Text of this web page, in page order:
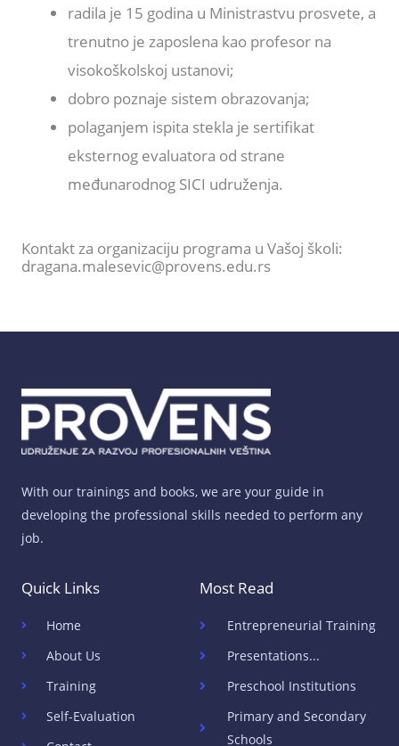
radila je 15 godina u Ministrastvu prosvete, a
trenutno je zaposlena kao profesor na
visokoškolskoj ustanovi;
dobro poznaje sistem obrazovanja;
polaganjem ispita stekla je sertifikat
eksternog evaluatora od strane
međunarodnog SICI udruženja.
Kontakt za organizaciju programa u Vašoj školi:
dragana.malesevic@provens.edu.rs
With our trainings and books, we are your guide in
developing the professional skills needed to perform any
job.
Quick Links
Home
About Us
Training
Self-Evaluation
Most Read
Entrepreneurial Training
Presentations...
Preschool Institutions
Primary and Secondary
Schools